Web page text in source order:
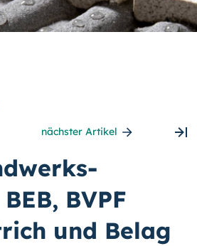
nächster Artikel
BVPF
und Belag